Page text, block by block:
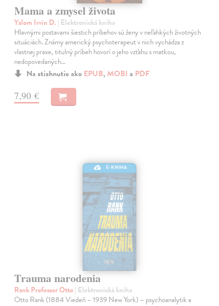
Mama a zmysel života
Yalom Irvin D. | Elektronická kniha
Hlavnými postavami šiestich príbehov sú ženy v neľahkých životných
situáciách. Známy americký psychoterapeut v nich vychádza z
vlastnej praxe, titulný príbeh hovorí o jeho vzťahu s matkou,
nedopovedaných…
Na stiahnutie ako EPUB, MOBI a PDF
7,90 €
E-KNIHA
Trauma narodenia
Rank Professor Otto| Elektronická kniha
Otto Rank (1884 Viedeň – 1939 New York) – psychoanalytik a